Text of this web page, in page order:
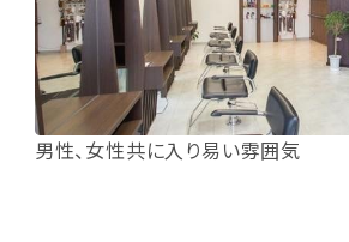
男性、女性共に入り易い雰囲気